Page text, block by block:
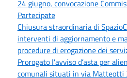
24 giugno, convocazione
Partecipate
Chiusura straordinaria di
interventi di aggiornamento e
procedure di erogazione dei
Prorogato l'avviso d’asta per
comunali situati in via Matteotti